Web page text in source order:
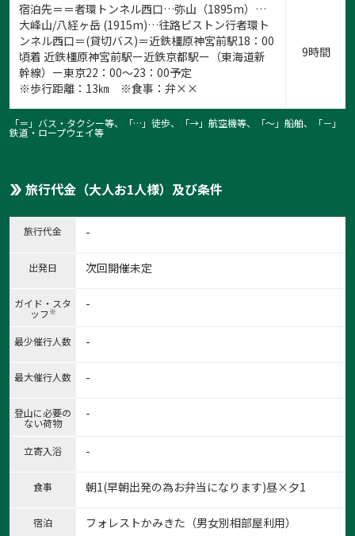
宿泊先＝＝者環トンネル西口…弥山（1895m）…
大峰山/八経ヶ岳 (1915m)…往路ピストン行者環ト
ンネル西口＝(貸切バス)＝近鉄橿原神宮前駅18：00
頃着 近鉄橿原神宮前駅ー近鉄京都駅ー（東海道新
幹線）ー東京22：00～23：00予定
※歩行距離：13㎞ ※食事：弁××
9時間
「＝」バス・タクシー等、「…」徒歩、「→」航空機等、「〜」船舶、「－」
鉄道・ロープウェイ等
旅行代金（大人お1人様）及び条件
旅行代金 -
出発日 次回開催未定
ガイド・スタ
ッフ※ -
最少催行人数 -
最大催行人数 -
登山に必要の
ない荷物
-
立寄入浴 -
食事 朝1(早朝出発の為お弁当になります)昼×夕1
宿泊 フォレストかみきた（男女別相部屋利用）